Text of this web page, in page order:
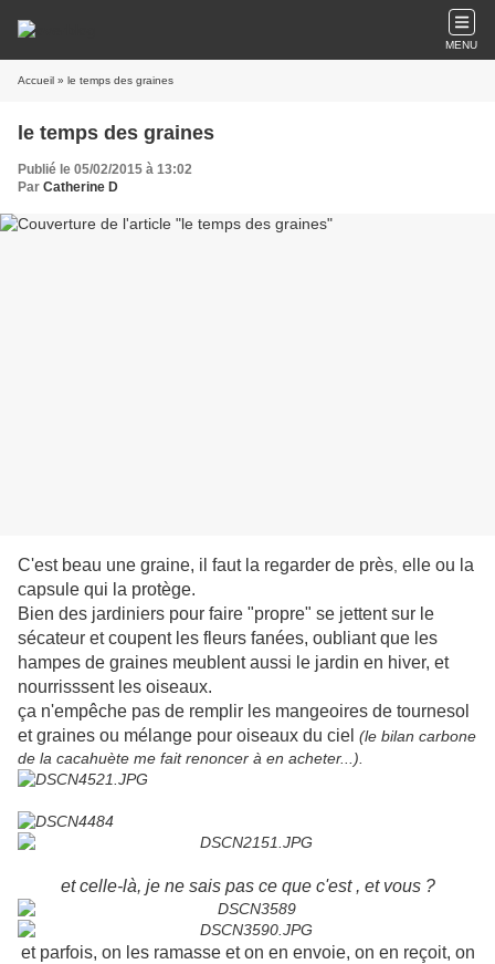
MENU
Accueil » le temps des graines
le temps des graines
Publié le 05/02/2015 à 13:02
Par Catherine D
C'est beau une graine, il faut la regarder de près elle ou la
capsule qui la protège.
Bien des jardiniers pour faire "propre" se jettent sur le
sécateur et coupent les fleurs fanées, oubliant que les
hampes de graines meublent aussi le jardin en hiver, et
nourrisssent les oiseaux.
ça n'empêche pas de remplir les mangeoires de tournesol
et graines ou mélange pour oiseaux du ciel (le bilan carbone
de la cacahuète me fait renoncer à en acheter...).
et celle-là, je ne sais pas ce que c'est , et vous ?
et parfois, on les ramasse et on en envoie, on en reçoit, on